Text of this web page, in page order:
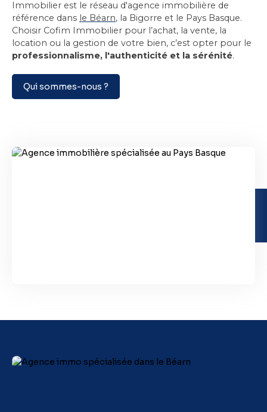
Immobilier est le réseau d'agence immobilière de
référence dans le Béarn, la Bigorre et le Pays Basque.
Choisir Cofim Immobilier pour l’achat, la vente, la
location ou la gestion de votre bien, c’est opter pour le
professionnalisme, l'authenticité et la sérénité.
Qui sommes-nous ?